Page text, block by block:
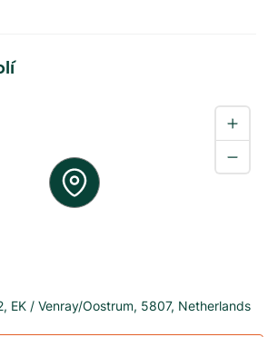
, EK / Venray/Oostrum, 5807, Netherlands